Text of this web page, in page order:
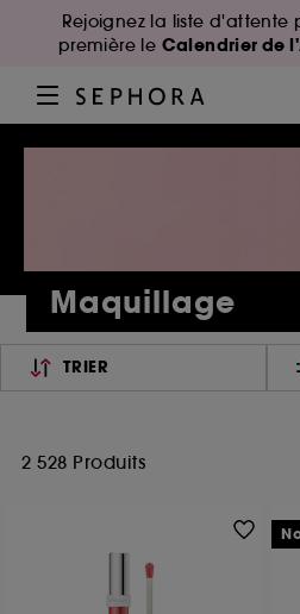
Rejoignez la liste d'attente
première le Calendrier de
Maquillage
TRIER
2 528 Produits